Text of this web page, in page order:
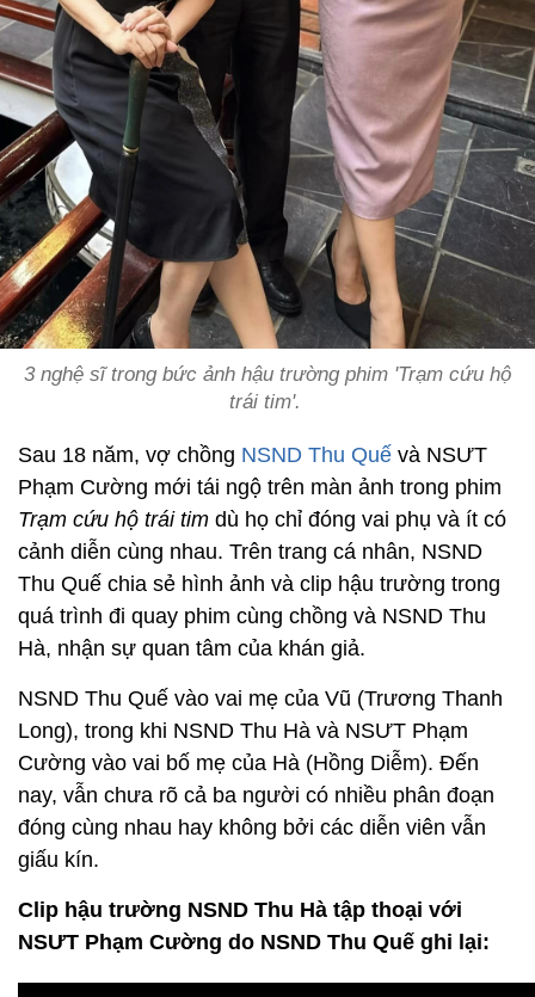
3 nghệ sĩ trong bức ảnh hậu trường phim 'Trạm cứu hộ
trái tim'.
Sau 18 năm, vợ chồng NSND Thu Quế và NSƯT
Phạm Cường mới tái ngộ trên màn ảnh trong phim
Trạm cứu hộ trái tim dù họ chỉ đóng vai phụ và ít có
cảnh diễn cùng nhau. Trên trang cá nhân, NSND
Thu Quế chia sẻ hình ảnh và clip hậu trường trong
quá trình đi quay phim cùng chồng và NSND Thu
Hà, nhận sự quan tâm của khán giả.
NSND Thu Quế vào vai mẹ của Vũ (Trương Thanh
Long), trong khi NSND Thu Hà và NSƯT Phạm
Cường vào vai bố mẹ của Hà (Hồng Diễm). Đến
nay, vẫn chưa rõ cả ba người có nhiều phân đoạn
đóng cùng nhau hay không bởi các diễn viên vẫn
giấu kín.
Clip hậu trường NSND Thu Hà tập thoại với
NSƯT Phạm Cường do NSND Thu Quế ghi lại: